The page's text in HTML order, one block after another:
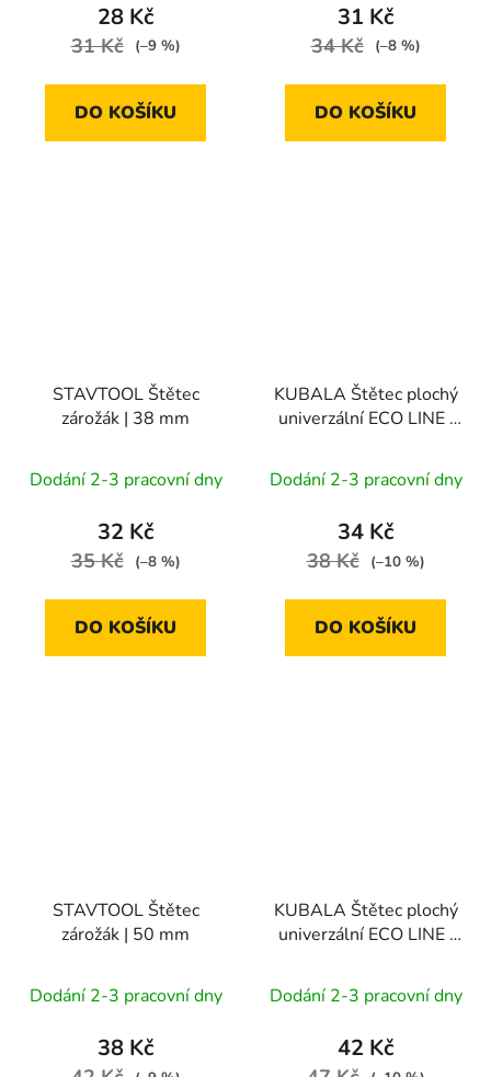
28 Kč
31 Kč (–9 %)
DO KOŠÍKU
31 Kč
34 Kč (–8 %)
DO KOŠÍKU
STAVTOOL Štětec
zárožák | 38 mm
Dodání 2-3 pracovní dny
32 Kč
35 Kč (–8 %)
DO KOŠÍKU
KUBALA Štětec plochý
univerzální ECO LINE |
Dodání 2-3 pracovní dny
34 Kč
38 Kč (–10 %)
DO KOŠÍKU
STAVTOOL Štětec
zárožák | 50 mm
Dodání 2-3 pracovní dny
38 Kč
KUBALA Štětec plochý
univerzální ECO LINE |
Dodání 2-3 pracovní dny
42 Kč